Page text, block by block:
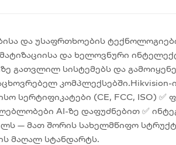
და უსაფრთხოების
და ხელოვნური
სისტემებს და
სერტიფიკატები (CE, FCC, ISO)
AI-ზე დაფუძნებით ✅
— მათ შორის სახელმწიფო
მაღალ სტანდარტს.